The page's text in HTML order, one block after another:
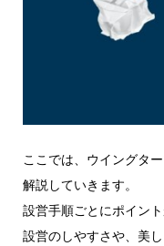
ここでは、ウイングタ
解説していきます。
設営手順ごとにポイン
設営のしやすさや、美